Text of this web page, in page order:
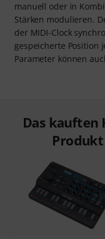
manuell oder in
Stärken modulieren.
der MIDI-Clock
gespeicherte Position
Parameter können
Das kauften
Produkt